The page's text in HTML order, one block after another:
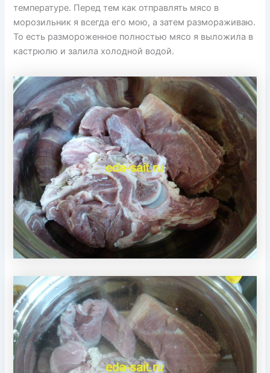
температуре. Перед тем как отправлять мясо в
морозильник я всегда его мою, а затем размораживаю.
То есть размороженное полностью мясо я выложила в
кастрюлю и залила холодной водой.